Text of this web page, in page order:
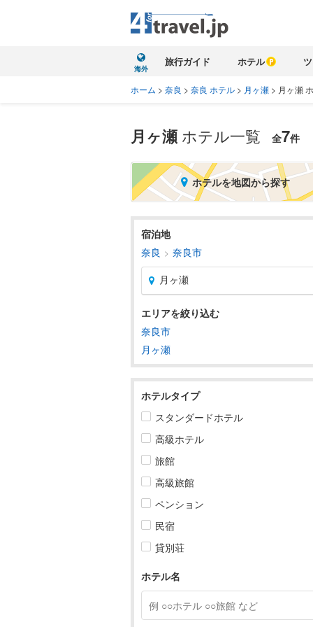
海外
旅行ガイド ホテル
ホーム > 奈良 > 奈良 ホテル > 月ヶ瀬 > 月ヶ瀬
月ヶ瀬 ホテル一覧 全7件
ホテルを地図から探す
宿泊地
奈良
奈良市
月ヶ瀬
北海道
東北
甲信越
北陸
東海
近畿
滋賀
京都
兵庫
奈良
エリアを絞り込む
奈良市
月ヶ瀬
ホテルタイプ
スタンダードホテル
高級ホテル
旅館
高級旅館
ペンション
民宿
貸別荘
ホテル名